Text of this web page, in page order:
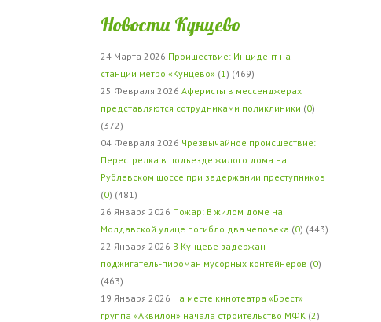
Новости Кунцево
24 Марта 2026 Проишествие: Инцидент на
станции метро «Кунцево» (1) (469)
25 Февраля 2026 Аферисты в мессенджерах
представляются сотрудниками поликлиники (0)
(372)
04 Февраля 2026 Чрезвычайное происшествие:
Перестрелка в подъезде жилого дома на
Рублевском шоссе при задержании преступников
(0) (481)
26 Января 2026 Пожар: В жилом доме на
Молдавской улице погибло два человека (0) (443)
22 Января 2026 В Кунцеве задержан
поджигатель-пироман мусорных контейнеров (0)
(463)
19 Января 2026 На месте кинотеатра «Брест»
группа «Аквилон» начала строительство МФК (2)